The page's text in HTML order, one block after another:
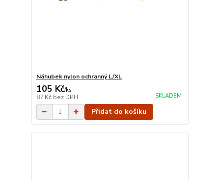
Náhubek nylon ochranný L/XL
105 Kč/ks
87 Kč bez DPH SKLADEM
Přidat do košíku